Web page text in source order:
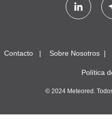
Contacto Sobre Nosotros
Política
© 2024 Meteored.